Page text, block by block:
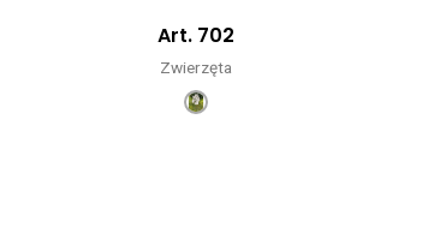
Art. 702
Zwierzęta